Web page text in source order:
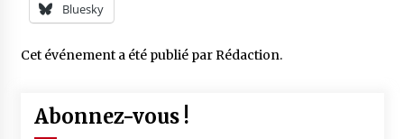
Bluesky
Cet événement a été publié parRédaction.
Abonnez-vous !